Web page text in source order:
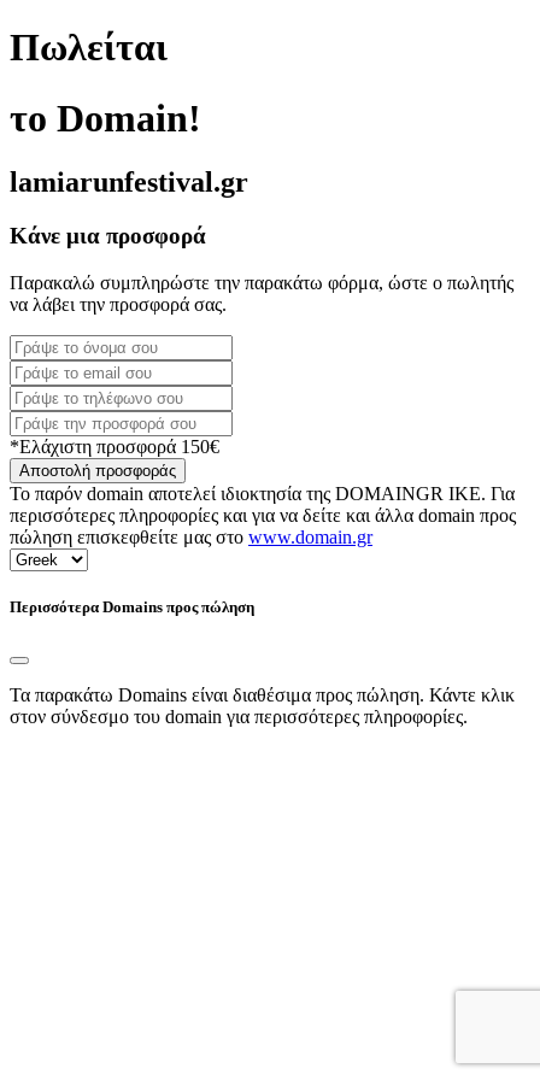
Πωλείται
το Domain!
lamiarunfestival.gr
Κάνε μια προσφορά
Παρακαλώ συμπληρώστε την παρακάτω φόρμα, ώστε ο πωλητής
να λάβει την προσφορά σας.
*Ελάχιστη προσφορά 150€
Αποστολή προσφοράς
Το παρόν domain αποτελεί ιδιοκτησία της DOMAINGR ΙΚΕ. Για
περισσότερες πληροφορίες και για να δείτε και άλλα domain προς
πώληση επισκεφθείτε μας στο www.domain.gr
Περισσότερα Domains προς πώληση
Τα παρακάτω Domains είναι διαθέσιμα προς πώληση. Κάντε κλικ
στον σύνδεσμο του domain για περισσότερες πληροφορίες.